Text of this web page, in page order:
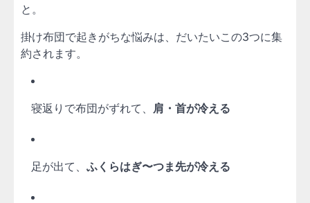
と。
掛け布団で起きがちな悩みは、だいたいこの3つに集
約されます。
寝返りで布団がずれて、 肩・首が冷える
足が出て、 ふくらはぎ〜つま先が冷える